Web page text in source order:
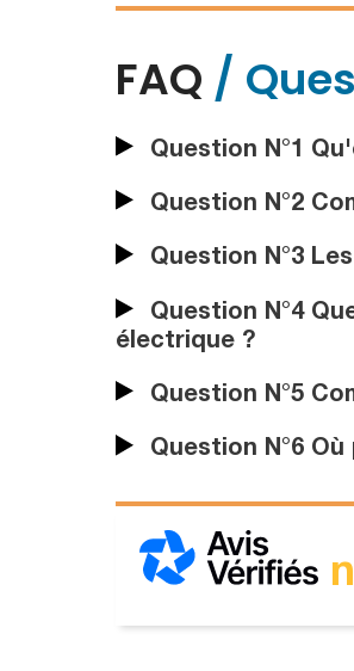
FAQ /
Question N°1
Question N°2
Question N°3
Question N°4
électrique ?
Question N°5
Question N°6